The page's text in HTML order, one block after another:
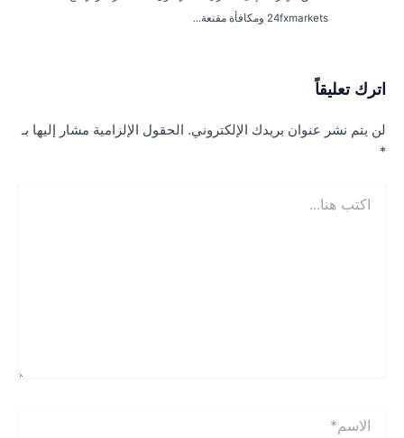
24fxmarkets ومكافأة مقنعة...
تعليقاً
يتم نشر عنوان بريدك الإلكتروني. الحقول الإلزامية مشار إليها بـ